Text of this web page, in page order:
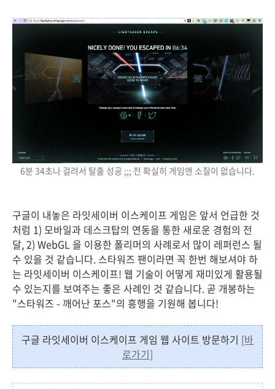
6분 34초나 걸려서 탈출 성공 ;;; 전 확실히 게임엔 소질이 없습니다.
구글이 내놓은 라잇세이버 이스케이프 게임은 앞서 언급한 것
처럼 1) 모바일과 데스크탑의 연동을 통한 새로운 경험의 전
달, 2) WebGL 을 이용한 폴리머의 사례로서 많이 레퍼런스 될
수 있을 것 같습니다. 스타워즈 팬이라면 꼭 한번 해보셔야 하
는 라잇세이버 이스케이프! 웹 기술이 어떻게 재미있게 활용될
수 있는지를 보여주는 좋은 사례인 것 같습니다. 곧 개봉하는
"스타워즈 - 깨어난 포스"의 흥행을 기원해 봅니다!
구글 라잇세이버 이스케이프 게임 웹 사이트 방문하기 [바
로가기]